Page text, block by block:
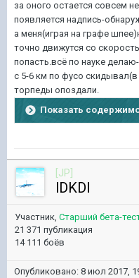
за оного остается совсем
появляется надпись-
а меня(играя на графе
точно движутся со
попасть.всё по науке
с 5-6 км по фусо
торпеды опоздали.
Показать
[JP]
lDKDl
Участник, Старший бета-
21 371 публикация
14 111 боёв
Опубликовано: 8 июл 2017,